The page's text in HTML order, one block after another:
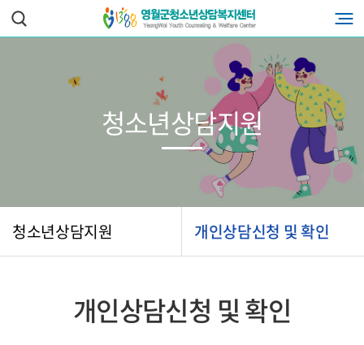
청소년상담지원 개인상담신청 및 확인
청소년상담지원
개인상담신청 및 확인